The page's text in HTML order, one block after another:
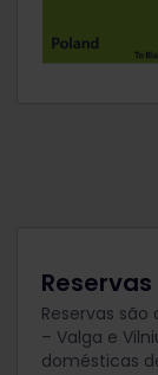
Reservas
Reservas são
– Valga e
domésticas